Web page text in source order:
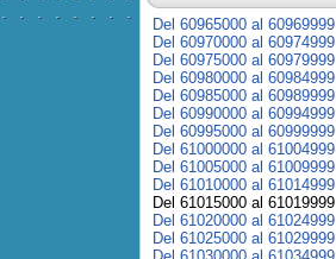
Del 60965000 al 60969999
Del 60970000 al 60974999
Del 60975000 al 60979999
Del 60980000 al 60984999
Del 60985000 al 60989999
Del 60990000 al 60994999
Del 60995000 al 60999999
Del 61000000 al 61004999
Del 61005000 al 61009999
Del 61010000 al 61014999
Del 61015000 al 61019999
Del 61020000 al 61024999
Del 61025000 al 61029999